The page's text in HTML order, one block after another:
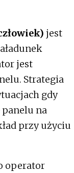
jest
jest
Strategia
gdy
na
przy użyciu
operator